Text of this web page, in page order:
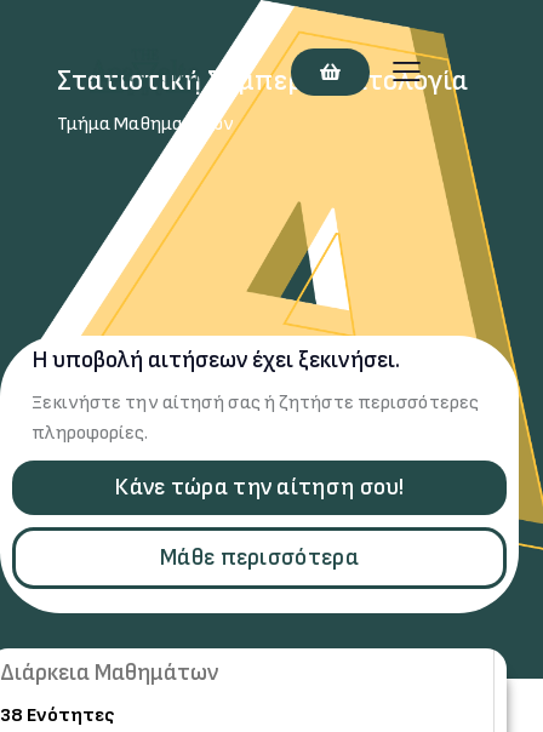
Στατιστική Συμπερασματολογία
Τμήμα Μαθηματικών
Η υποβολή αιτήσεων έχει ξεκινήσει.
Ξεκινήστε την αίτησή σας ή ζητήστε περισσότερες
πληροφορίες.
Κάνε τώρα την αίτηση σου!
Μάθε περισσότερα
Διάρκεια Mαθημάτων
38 Ενότητες